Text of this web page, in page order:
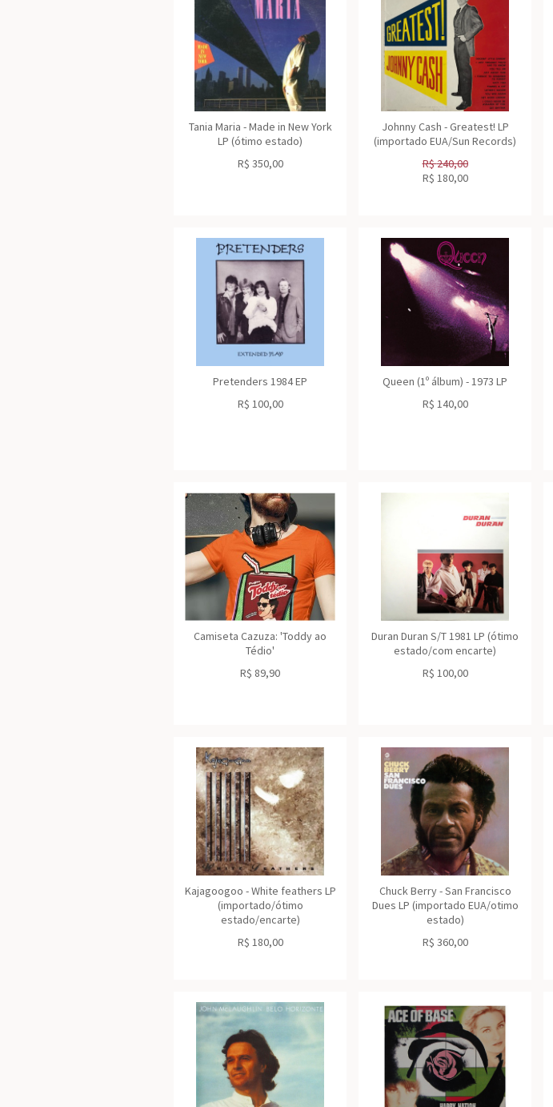
Tania Maria - Made in New York
LP (ótimo estado)
R$ 350,00
Johnny Cash - Greatest! LP
(importado EUA/Sun Records)
R$240,00
R$ 180,00
Pretenders 1984 EP
R$ 100,00
Queen (1º álbum) - 1973 LP
R$ 140,00
Camiseta Cazuza: 'Toddy ao
Tédio'
R$ 89,90
Duran Duran S/T 1981 LP (ótimo
estado/com encarte)
R$ 100,00
Kajagoogoo - White feathers LP
(importado/ótimo
estado/encarte)
R$ 180,00
Chuck Berry - San Francisco
Dues LP (importado EUA/otimo
estado)
R$ 360,00